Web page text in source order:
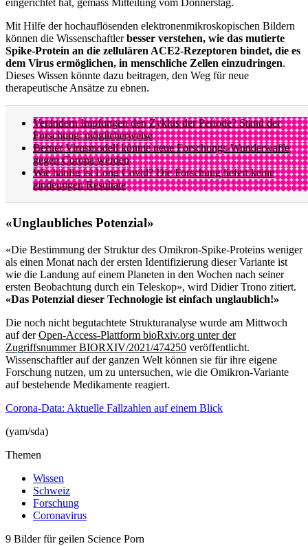
Mit Hilfe der hochauflösenden elektronenmikroskopischen Bildern
können die Wissenschaftlerbesser verstehen, wie das mutierte
Spike-Protein an die zellulären ACE2-Rezeptoren bindet, die es
dem Virus ermöglichen, in menschliche Zellen einzudringen.
Dieses Wissen könnte dazu beitragen, den Weg für neue
therapeutische Ansätze zu ebnen.
Verändern Impfungen den Zyklus der Periode? Stand der
Forschung: möglicherweise
Berner Virusmodell könnte neue Forschungs-Wunderwaffe
gegen Corona werden
Wie häufig ist Long Covid? Die Forschung liefert keine
eindeutigen Resultate
«Unglaubliches Potenzial»
«Die Bestimmung der Struktur des Omikron-Spike-Proteins weniger
als einen Monat nach der ersten Identifizierung dieser Variante ist
wie die Landung auf einem Planeten in den Wochen nach seiner
ersten Beobachtung durch ein Teleskop», wird Didier Trono zitiert.
«Das Potenzial dieser Technologie ist einfach unglaublich!»
Die noch nicht begutachtete Strukturanalyse wurde am Mittwoch
auf derOpen-Access-Plattform bioRxiv.org unter der
Zugriffsnummer BIORXIV/2021/474250 veröffentlicht.
Wissenschaftler auf der ganzen Welt können sie für ihre eigene
Forschung nutzen, um zu untersuchen, wie die Omikron-Variante
auf bestehende Medikamente reagiert.
Corona-Data: Aktuelle Fallzahlen auf einem Blick
(yam/sda)
Themen
Wissen
Schweiz
Forschung
Coronavirus
9 Bilder für geilen Science Porn